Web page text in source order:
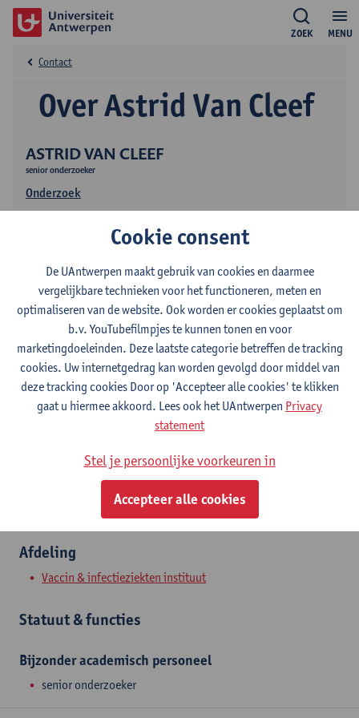
MENU
ZOEK
ASTRID VAN CLEEF
senior onderzoeker
Onderzoek
Over Astrid Van Cleef
Contact
Contact
Campus Drie Eiken
Toon e-mailadres
Drie Eikenstraat 663
Afdeling
Vaccin & infectieziekten instituut
Statuut & functies
Bijzonder academisch personeel
senior onderzoeker
Cookie consent
De UAntwerpen maakt gebruik van cookies en daarmee
vergelijkbare technieken voor het functioneren, meten en
optimaliseren van de website. Ook worden er cookies geplaatst om
b.v. YouTubefilmpjes te kunnen tonen en voor
marketingdoeleinden. Deze laatste categorie betreffen de tracking
cookies. Uw internetgedrag kan worden gevolgd door middel van
deze tracking cookies Door op 'Accepteer alle cookies' te klikken
gaat u hiermee akkoord. Lees ook het UAntwerpen Privacy
statement
Stel je persoonlijke voorkeuren in
Accepteer alle cookies